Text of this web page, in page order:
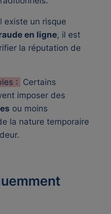
existe un risque
en ligne, il est
la réputation de
: Certains
imposer des
ou moins
la nature temporaire